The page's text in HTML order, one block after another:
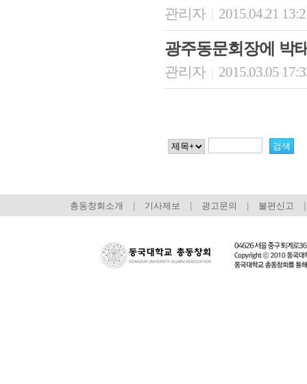
관리자 2015.04.21
광주동문회장에 박
관리자 2015.03.05
총동창회소개 기사제보 광고문의 불편신고